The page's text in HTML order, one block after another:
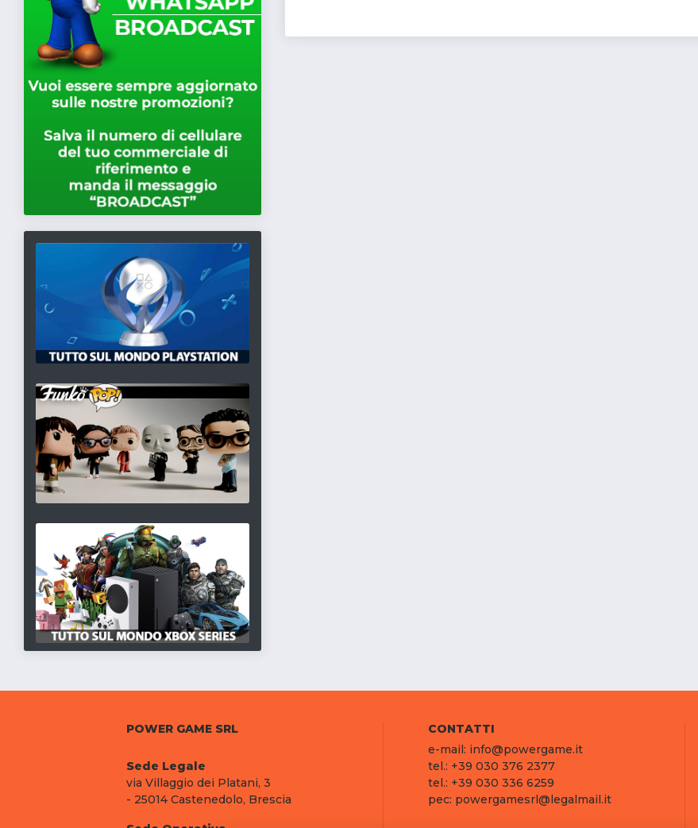
POWER GAME SRL
Sede Legale
via Villaggio dei Platani, 3
- 25014 Castenedolo, Brescia
CONTATTI
e-mail: info@powergame.it
tel.: +39 030 376 2377
tel.: +39 030 336 6259
pec: powergamesrl@legalmail.it